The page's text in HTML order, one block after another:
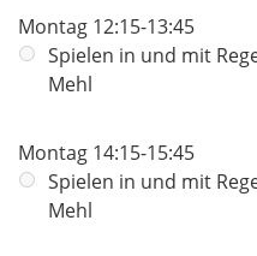
Montag 12:15-13:45
Spielen in und mit
Mehl
Montag 14:15-15:45
Spielen in und mit
Mehl